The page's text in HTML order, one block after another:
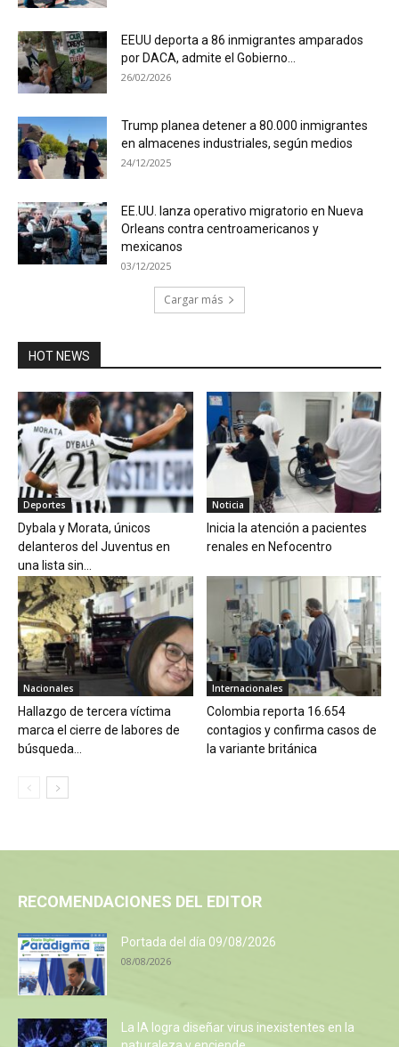
EEUU deporta a 86 inmigrantes amparados
por DACA, admite el Gobierno...
26/02/2026
Trump planea detener a 80.000 inmigrantes
en almacenes industriales, según medios
24/12/2025
EE.UU. lanza operativo migratorio en Nueva
Orleans contra centroamericanos y
mexicanos
03/12/2025
Cargar más
HOT NEWS
Deportes
Dybala y Morata, únicos
delanteros del Juventus en
una lista sin...
Noticia
Inicia la atención a pacientes
renales en Nefocentro
Nacionales
Hallazgo de tercera víctima
marca el cierre de labores de
búsqueda...
Internacionales
Colombia reporta 16.654
contagios y confirma casos de
la variante británica
RECOMENDACIONES DEL EDITOR
Portada del día 09/08/2026
08/08/2026
La IA logra diseñar virus inexistentes en la